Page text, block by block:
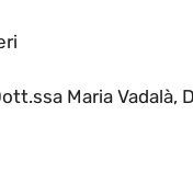
Maria Vadalà,